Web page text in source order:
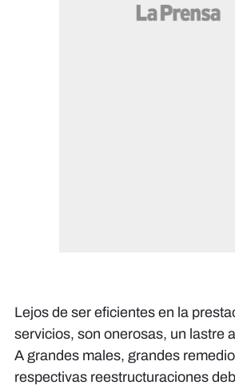
Lejos de ser eficientes en la
servicios, son onerosas, un lastre
A grandes males, grandes
respectivas reestructuraciones